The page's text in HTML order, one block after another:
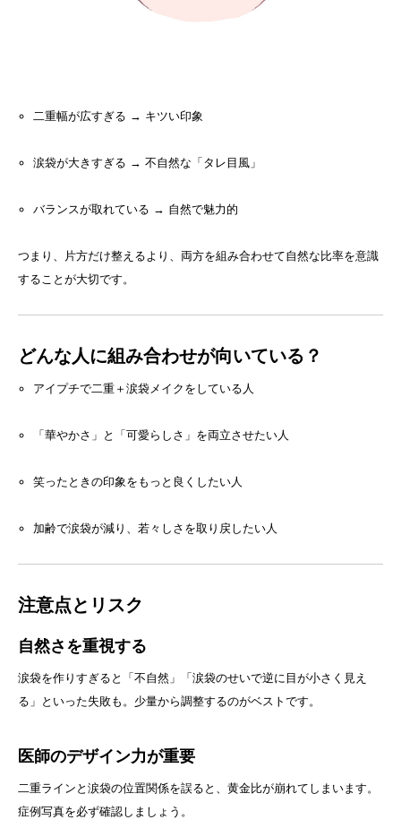
二重幅が広すぎる → キツい印象
涙袋が大きすぎる → 不自然な「タレ目風」
バランスが取れている → 自然で魅力的
つまり、片方だけ整えるより、両方を組み合わせて自然な比率を意識
することが大切です。
どんな人に組み合わせが向いている？
アイプチで二重＋涙袋メイクをしている人
「華やかさ」と「可愛らしさ」を両立させたい人
笑ったときの印象をもっと良くしたい人
加齢で涙袋が減り、若々しさを取り戻したい人
注意点とリスク
自然さを重視する
涙袋を作りすぎると「不自然」「涙袋のせいで逆に目が小さく見え
る」といった失敗も。少量から調整するのがベストです。
医師のデザイン力が重要
二重ラインと涙袋の位置関係を誤ると、黄金比が崩れてしまいます。
症例写真を必ず確認しましょう。